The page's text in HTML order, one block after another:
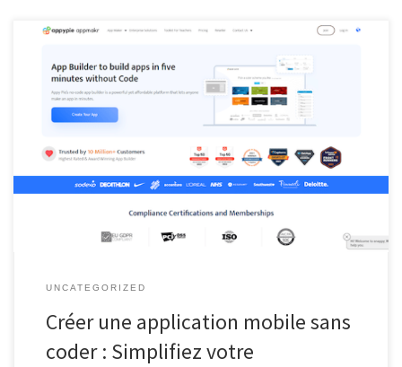
Développer une application mobile sans coder Développer une
application mobile sans coder Le développement d’applications
mobiles est devenu un élément essentiel pour de nombreuses
Cependant, la programmation peut être un obstacle pour ceux
qui n’ont pas de compétences techniques avancées.
Heureusement, il existe […]
UNCATEGORIZED
Créer une application mobile sans
coder : Simplifiez votre